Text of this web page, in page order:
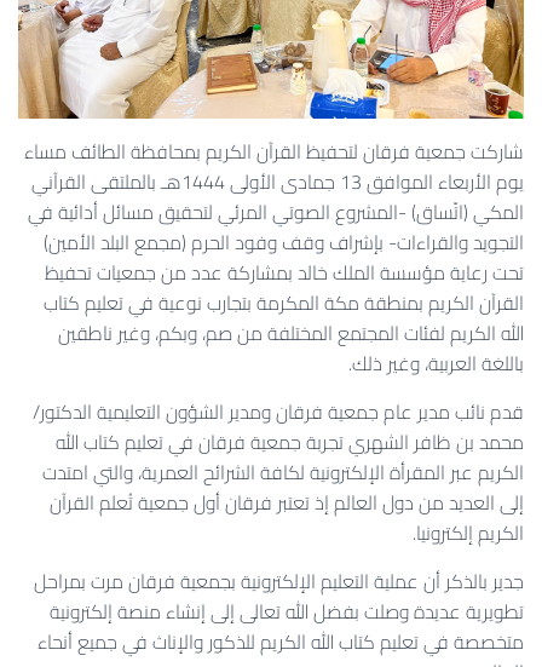
شاركت جمعية فرقان لتحفيظ القرآن الكريم بمحافظة الطائف مساء
يوم الأربعاء الموافق 13 جمادى الأولى 1444هـ بالملتقى القرآني
المكي (اتّساق) -المشروع الصوتي المرئي لتحقيق مسائل أدائية في
التجويد والقراءات- بإشراف وقف وفود الحرم (مجمع البلد الأمين)
تحت رعاية مؤسسة الملك خالد بمشاركة عدد من جمعيات تحفيظ
القرآن الكريم بمنطقة مكة المكرمة بتجارب نوعية في تعليم كتاب
الله الكريم لفئات المجتمع المختلفة من صم، وبكم، وغير ناطقين
باللغة العربية، وغير ذلك.
قدم نائب مدير عام جمعية فرقان ومدير الشؤون التعليمية الدكتور/
محمد بن ظافر الشهري تجربة جمعية فرقان في تعليم كتاب الله
الكريم عبر المقرأة الإلكترونية لكافة الشرائح العمرية، والتي امتدت
إلى العديد من دول العالم إذ تعتبر فرقان أول جمعية تُعلم القرآن
الكريم إلكترونيا.
جدير بالذكر أن عملية التعليم الإلكترونية بجمعية فرقان مرت بمراحل
تطويرية عديدة وصلت بفضل الله تعالى إلى إنشاء منصة إلكترونية
متخصصة في تعليم كتاب الله الكريم للذكور والإناث في جميع أنحاء